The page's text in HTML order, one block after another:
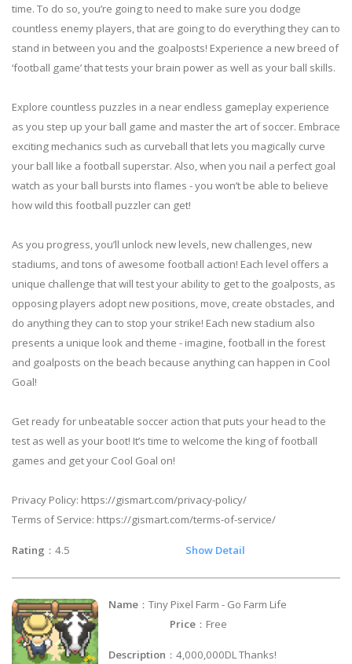
time. To do so, you’re going to need to make sure you dodge
countless enemy players, that are going to do everything they can to
stand in between you and the goalposts! Experience a new breed of
‘football game’ that tests your brain power as well as your ball skills.
Explore countless puzzles in a near endless gameplay experience
as you step up your ball game and master the art of soccer. Embrace
exciting mechanics such as curveball that lets you magically curve
your ball like a football superstar. Also, when you nail a perfect goal
watch as your ball bursts into flames - you won’t be able to believe
how wild this football puzzler can get!
As you progress, you’ll unlock new levels, new challenges, new
stadiums, and tons of awesome football action! Each level offers a
unique challenge that will test your ability to get to the goalposts, as
opposing players adopt new positions, move, create obstacles, and
do anything they can to stop your strike! Each new stadium also
presents a unique look and theme - imagine, football in the forest
and goalposts on the beach because anything can happen in Cool
Goal!
Get ready for unbeatable soccer action that puts your head to the
test as well as your boot! It’s time to welcome the king of football
games and get your Cool Goal on!
Privacy Policy: https://gismart.com/privacy-policy/
Terms of Service: https://gismart.com/terms-of-service/
Rating ：4.5 Show Detail
Name ：Tiny Pixel Farm - Go Farm Life
Price ：Free
Description ：4,000,000DL Thanks!